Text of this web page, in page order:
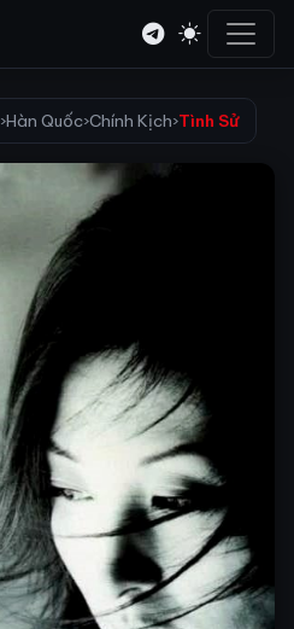
›Hàn Quốc›Chính Kịch›Tình Sử